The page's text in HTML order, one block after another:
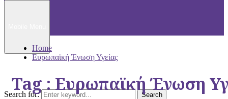
Search for: Search
Home
Ευρωπαϊκή Ένωση Υγείας
Tag : Ευρωπαϊκή Ένωση